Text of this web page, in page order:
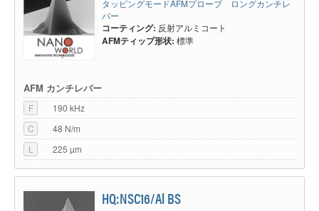
タッピングモードAFMプローブ ロングカンチレ
バー
コーティング: 反射アルミコート
AFMティップ形状: 標準
AFM カンチレバー
F
190 kHz
C
48 N/m
L
225 µm
HQ:NSC16/Al BS